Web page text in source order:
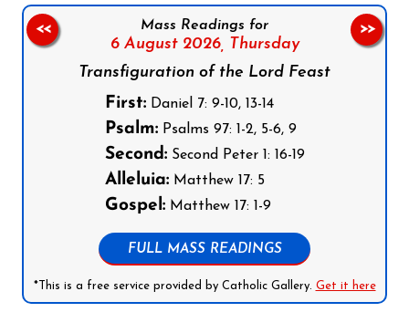
Mass Readings for
6 August 2026, Thursday
Transfiguration of the Lord Feast
First:Daniel 7: 9-10, 13-14
Psalm:Psalms 97: 1-2, 5-6, 9
Second:Second Peter 1: 16-19
Alleluia:Matthew 17: 5
Gospel:Matthew 17: 1-9
FULL MASS READINGS
*This is a free service provided by Catholic Gallery. Get it here
<< >>